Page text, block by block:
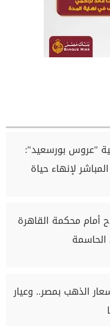
"عروس بورسعيد":
لإنهاء حياة
أمام محكمة القاهرة
الحاسمة
الذهب بمصر.. وعيار